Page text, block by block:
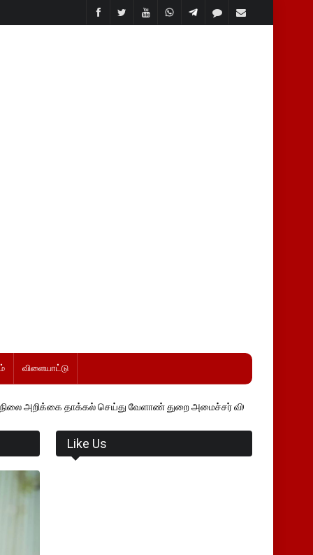
விளையாட்டு
தாக்கல் செய்து வேளாண் துறை அமைச்சர் வினோத் வாசித்து வருகிறார்.
Like Us